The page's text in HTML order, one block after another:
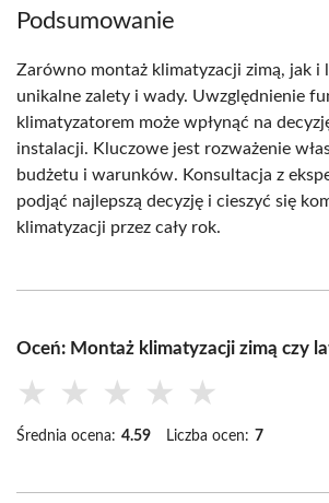
Podsumowanie
Zarówno montaż klimatyzacji zimą, jak i
unikalne zalety i wady. Uwzględnienie
klimatyzatorem może wpłynąć na
instalacji. Kluczowe jest rozważenie
budżetu i warunków. Konsultacja z
podjąć najlepszą decyzję i cieszyć się
klimatyzacji przez cały rok.
Oceń: Montaż klimatyzacji zimą czy
★ ★ ★ ★ ★
Średnia ocena: 4.59 Liczba ocen: 7